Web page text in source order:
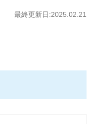
最終更新日:2025.02.21